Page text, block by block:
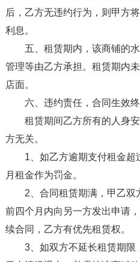
后，乙方无违约行为，则甲方
利息。
五、租赁期内，该商铺的
管理等由乙方承担。租赁期内
店面。
六、违约责任，合同生效
租赁期间乙方所有的人身
方无关。
1、如乙方逾期支付租金
月租金作为罚金。
2、合同租赁期满，甲乙
前四个月内向另一方发出申请
续合同，乙方有优先租赁权。
3、如双方不延长租赁期限